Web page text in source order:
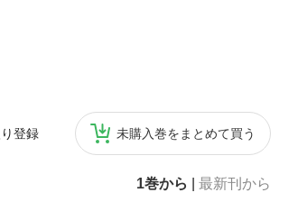
登録 未購入巻をまとめて買う
1巻から 最新刊から